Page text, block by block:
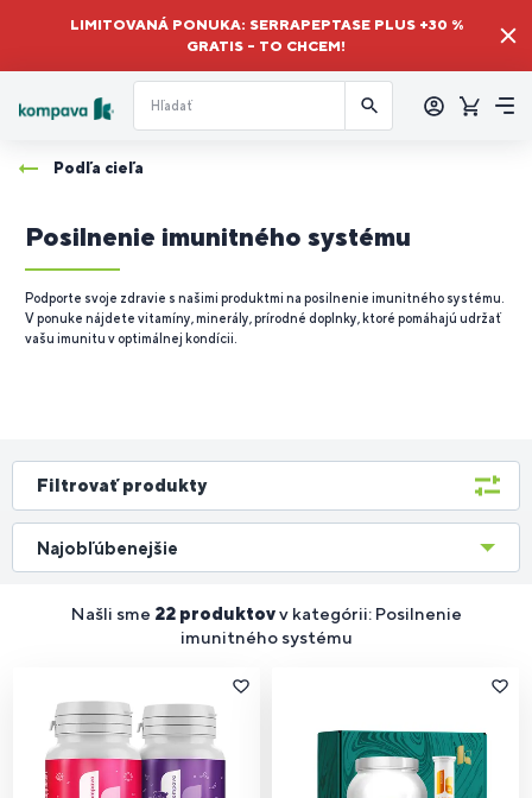
LIMITOVANÁ PONUKA: SERRAPEPTASE PLUS +30 %
GRATIS – TO CHCEM!
sa
Košík
Podľa cieľa
Posilnenie imunitného systému
Podporte svoje zdravie s našimi produktmi na posilnenie imunitného systému.
V ponuke nájdete vitamíny, minerály, prírodné doplnky, ktoré pomáhajú udržať
vašu imunitu v optimálnej kondícii.
Filtrovať produkty
Našli sme 22 produktovv kategórii: Posilnenie
imunitného systému
Najobľúbenejšie